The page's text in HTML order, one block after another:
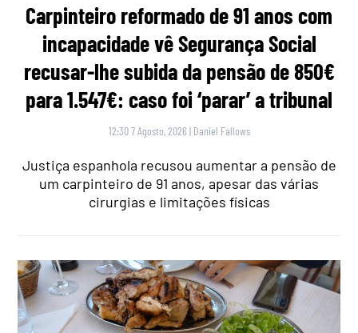
Carpinteiro reformado de 91 anos com
incapacidade vê Segurança Social
recusar-lhe subida da pensão de 850€
para 1.547€: caso foi ‘parar’ a tribunal
12:30 7 Agosto, 2026 | Daniel Fallows
Justiça espanhola recusou aumentar a pensão de
um carpinteiro de 91 anos, apesar das várias
cirurgias e limitações físicas